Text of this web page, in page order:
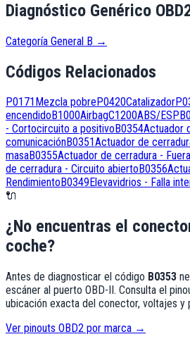
Diagnóstico Genérico
Categoría General B →
Códigos Relacionados
P0171 Mezcla pobre P0420Catalizador
encendido B1000AirbagC1200ABS/ESP
- Cortocircuito a positivo B0354Actuador
comunicaciónB0351Actuador de
masaB0355Actuador de cerradura -
de cerradura - Circuito abierto B0356
Rendimiento B0349 Elevavidrios - Falla
🔌
¿No encuentras el
coche?
Antes de diagnosticar el código B0353
escáner al puerto OBD-II. Consulta el
ubicación exacta del conector, voltajes y
Ver pinouts OBD2 por marca →